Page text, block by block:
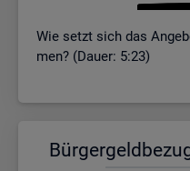
Wie setzt sich das
men? (Dauer: 5:23)